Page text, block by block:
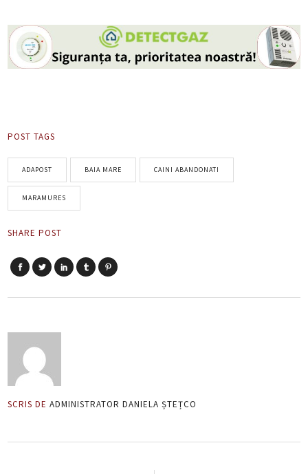
POST TAGS
ADAPOST BAIA MARE CAINI ABANDONATI
MARAMURES
SHARE POST
SCRIS DE ADMINISTRATOR DANIELA ȘTEȚCO